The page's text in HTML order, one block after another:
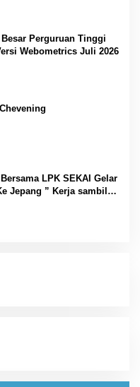
Perguruan Tinggi
Webometrics Juli 2026
LPK SEKAI Gelar
Jepang ” Kerja sambil